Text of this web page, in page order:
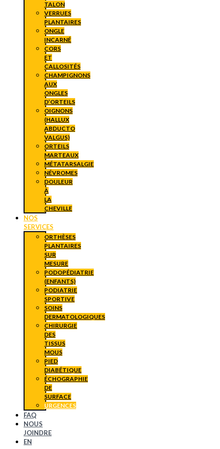
TALON
VERRUES
PLANTAIRES
ONGLE
INCARNÉ
CORS
ET
CALLOSITÉS
CHAMPIGNONS
AUX
ONGLES
D’ORTEILS
OIGNONS
(HALLUX
ABDUCTO
VALGUS)
ORTEILS
MARTEAUX
MÉTATARSALGIE
NÉVROMES
DOULEUR
À
LA
CHEVILLE
NOS
SERVICES
ORTHÈSES
PLANTAIRES
SUR
MESURE
PODOPÉDIATRIE
(ENFANTS)
PODIATRIE
SPORTIVE
SOINS
DERMATOLOGIQUES
CHIRURGIE
DES
TISSUS
MOUS
PIED
DIABÉTIQUE
ÉCHOGRAPHIE
DE
SURFACE
URGENCES
FAQ
NOUS
JOINDRE
EN